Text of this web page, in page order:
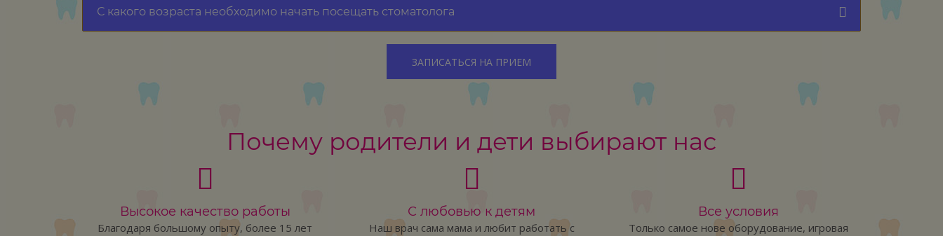
С какого возраста необходимо начать посещать стоматолога
ЗАПИСАТЬСЯ НА ПРИЕМ
Почему родители и дети выбирают нас
Высокое качество работы
Благодаря большому опыту, более 15 лет
С любовью к детям
Наш врач сама мама и любит работать с
Все условия
Только самое нове оборудование, игровая